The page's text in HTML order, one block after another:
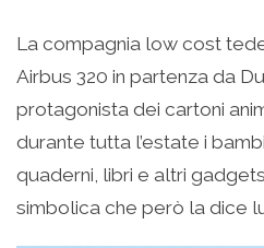
La compagnia low cost
Airbus 320 in partenza da
protagonista dei cartoni
durante tutta l’estate i
quaderni, libri e altri
simbolica che però la dice